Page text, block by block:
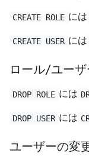
CREATE ROLE には
CREATE USER には
ロール/ユー
DROP ROLE には
DROP USER には
ユーザーの変